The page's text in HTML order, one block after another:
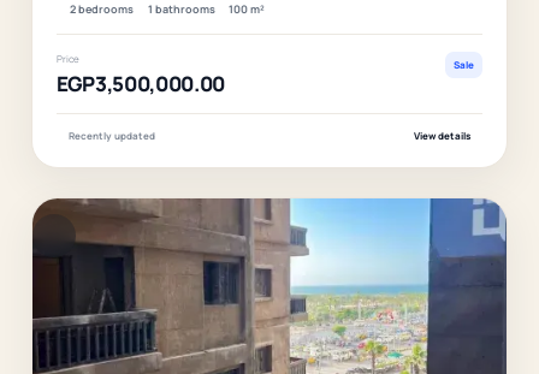
2 bedrooms 1 bathrooms 100 m²
Price
EGP3,500,000.00
Sale
Recently updated View details